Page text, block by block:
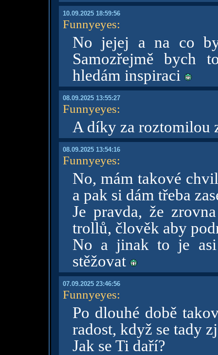
10.09.2025 18:59:56
Funnyeyes:
No jejej a na co by
Samozřejmě bych
hledám inspiraci
08.09.2025 13:55:27
Funnyeyes:
A díky za roztomilou
08.09.2025 13:54:16
Funnyeyes:
No, mám takové
a pak si dám třeba
Je pravda, že
trollů, člověk aby
No a jinak to je
stěžovat
07.09.2025 23:46:56
Funnyeyes:
Po dlouhé době
radost, když se tady
Jak se Ti daří?